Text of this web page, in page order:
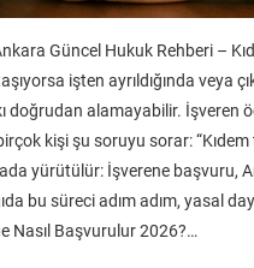
Güncel Hukuk Rehberi –
işten ayrıldığında veya
doğrudan alamayabilir. İşveren
kişi şu soruyu sorar:
yürütülür: İşverene başvuru,
bu süreci adım adım, yasal
Nasıl Başvurulur 2026?…